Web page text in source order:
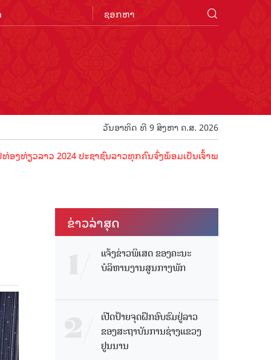
ວັນອາທິດ ທີ 9 ສິງຫາ ຄ.ສ. 2026
ລາວ 2024 ປະຊາຊົນລາວທຸກຄົນຈົ່ງພ້ອມເປັນເຈົ້າພາບທີ່ດີ ຕ້ອນຮັບນັກທ່
ຂ່າວ​ລ່າ​ສຸດ
ແຈ້ງຂ່າວພິເສດ ຂອງຄະນະ
ບໍລິຫານງານສູນກາງພັກ
ເປີດປ້າຍຈຸດຝຶກອົບຮົມຢູ່ລາວ
ຂອງສະຖາບັນການຊ່າງແຂວງ
ຢູນນານ